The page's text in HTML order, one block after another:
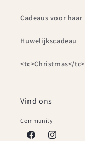
Cadeaus voor haar
Huwelijkscadeau
<tc>Christmas</tc>
Vind ons
Community